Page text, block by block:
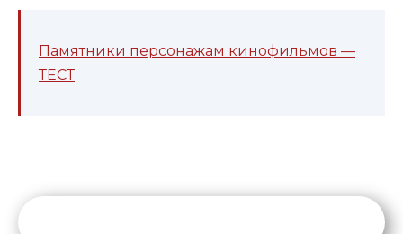
Памятники персонажам кинофильмов —
ТЕСТ